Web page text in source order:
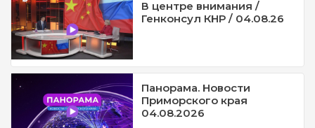
В центре внимания /
Генконсул КНР / 04.08.26
Панорама. Новости
Приморского края
04.08.2026